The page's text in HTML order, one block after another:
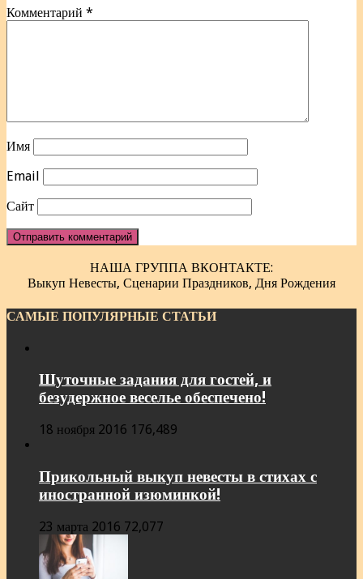
Комментарий *
Имя
Email
Сайт
НАША ГРУППА ВКОНТАКТЕ:
Выкуп Невесты, Сценарии Праздников, Дня Рождения
САМЫЕ ПОПУЛЯРНЫЕ СТАТЬИ
Шуточные задания для гостей, и
безудержное веселье обеспечено!
18 ноября 2016 176,489
Прикольный выкуп невесты в стихах с
иностранной изюминкой!
23 марта 2016 72,077